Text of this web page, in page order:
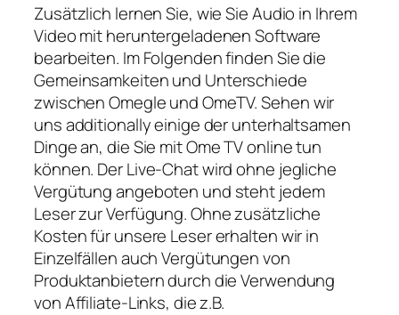
Zusätzlich lernen Sie, wie Sie Audio in Ihrem
Video mit heruntergeladenen Software
bearbeiten. Im Folgenden finden Sie die
Gemeinsamkeiten und Unterschiede
zwischen Omegle und OmeTV. Sehen wir
uns additionally einige der unterhaltsamen
Dinge an, die Sie mit Ome TV online tun
können. Der Live-Chat wird ohne jegliche
Vergütung angeboten und steht jedem
Leser zur Verfügung. Ohne zusätzliche
Kosten für unsere Leser erhalten wir in
Einzelfällen auch Vergütungen von
Produktanbietern durch die Verwendung
von Affiliate-Links, die z.B.